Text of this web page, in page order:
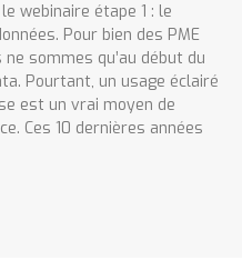
webinaire étape 1 : le
Pour bien des PME
sommes qu’au début du
Pourtant, un usage éclairé
est un vrai moyen de
Ces 10 dernières années